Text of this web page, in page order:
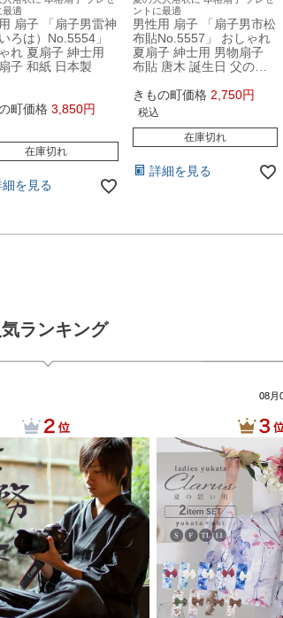
最適
扇子 「扇子男雷神
いろは）No.5554」
れ 夏扇子 紳士用
子 和紙 日本製
町価格 3,850
在庫切れ
細を見る
ントに最適
男性用 扇子 「扇子男市松
布貼No.5557」 おしゃれ
夏扇子 紳士用 男物扇子
布貼 唐木 誕生日 父の…
きもの町価格 2,750
税込
在庫切れ
詳細を見る
気ランキング